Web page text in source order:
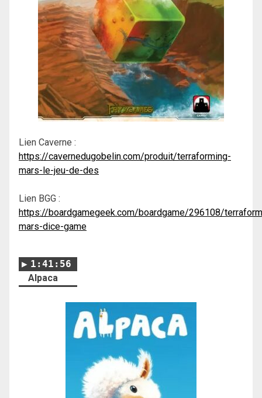
Lien Caverne :
https://cavernedugobelin.com/produit/terraforming-
mars-le-jeu-de-des
Lien BGG :
https://boardgamegeek.com/boardgame/296108/
mars-dice-game
1:41:56
Alpaca